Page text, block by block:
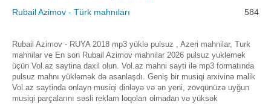
Rubail Azimov - Türk mahnıları
584
Rubail Azimov - RUYA 2018 mp3 yüklə pulsuz , Azeri mahnilar, Turk
mahnilar ve En son Rubail Azimov mahnilar 2026 pulsuz yuklemek
üçün Vol.az saytina daxil olun. Vol.az mahni sayti ilə mp3 formatında
pulsuz mahnı yükləmək də asanlaşdı. Geniş bir musiqi arxivinə malik
Vol.az saytinda onlayn musiqi dinləyə və ən yeni, zövqünüzə uyğun
musiqi parçalarını səsli reklam loqoları olmadan və yüksək